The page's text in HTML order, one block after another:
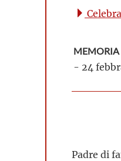
MEMORIA
- 24
Padre di